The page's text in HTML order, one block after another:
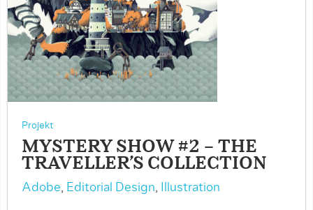
Projekt
MYSTERY SHOW #2 – THE
TRAVELLER’S COLLECTION
Adobe, Editorial Design, Illustration